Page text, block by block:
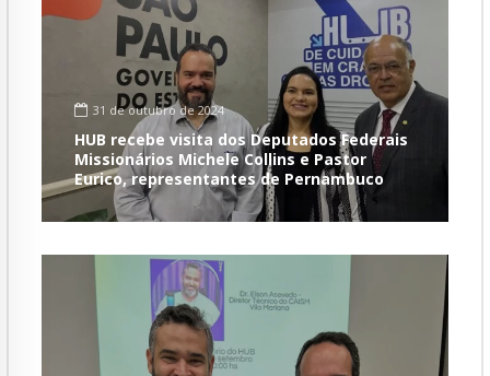
31 de outubro de 2024
HUB recebe visita dos Deputados Federais
Missionários Michele Collins e Pastor
Eurico, representantes de Pernambuco